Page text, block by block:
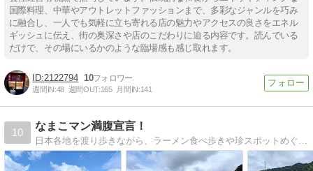
国際料理、中華やアウトレットファッションまで、多彩なジャンルを巧み
に融合し、一人でも気軽に立ち寄れる店の魅力やアクセスの良さをエネル
ギッシュに伝え、街の奥深さや店のこだわりに迫る内容です。読んでいる
だけで、その場にいるかのような臨場感も感じ取れます。
2122794 10
週間IN:48 週間OUT:165 月間IN:141
10
なまこマン満腹宣言！
日本各地を渡り歩きながら、ラーメン食べ歩きや珍スポットめぐりをしている地域情報発信ブログです。徳島、仙台を経て、2023年より名古屋を拠点に活動中。